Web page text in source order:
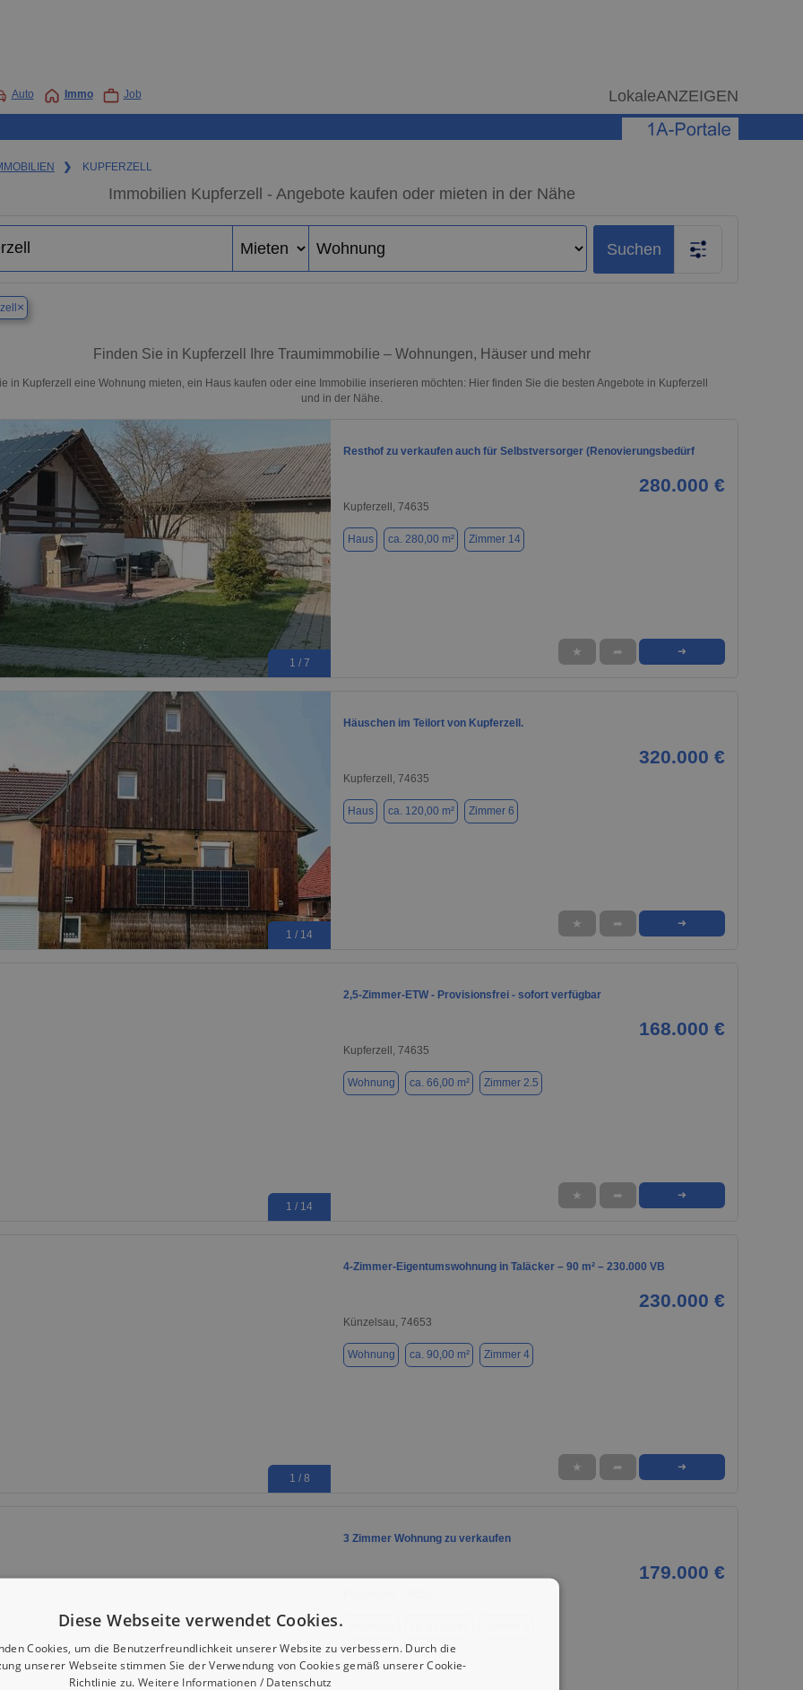
Auto Immo Job LokaleANZEIGEN
❯ KUPFERZELL
Immobilien Kupferzell - Angebote kaufen oder mieten in der Nähe
Suchen
×
Finden Sie in Kupferzell Ihre Traumimmobilie – Wohnungen, Häuser und mehr
in Kupferzell eine Wohnung mieten, ein Haus kaufen oder eine Immobilie inserieren möchten: Hier finden Sie die besten Angebote in Kupferzell
und in der Nähe.
1 / 7
Resthof zu verkaufen auch für Selbstversorger (Renovierungsbedürf
280.000 €
Kupferzell, 74635
Haus ca. 280,00 m² Zimmer 14
★ ➦ ➜
1 / 14
Häuschen im Teilort von Kupferzell.
320.000 €
Kupferzell, 74635
Haus ca. 120,00 m² Zimmer 6
★ ➦ ➜
1 / 14
2,5-Zimmer-ETW - Provisionsfrei - sofort verfügbar
168.000 €
Kupferzell, 74635
Wohnung ca. 66,00 m² Zimmer 2.5
★ ➦ ➜
1 / 8
4-Zimmer-Eigentumswohnung in Taläcker – 90 m² – 230.000 VB
230.000 €
Künzelsau, 74653
Wohnung ca. 90,00 m² Zimmer 4
★ ➦ ➜
3 Zimmer Wohnung zu verkaufen
179.000 €
Diese Webseite verwendet Cookies.
Cookies, um die Benutzerfreundlichkeit unserer Website zu verbessern. Durch die
unserer Webseite stimmen Sie der Verwendung von Cookies gemäß unserer Cookie-
Richtlinie zu. Weitere Informationen / Datenschutz